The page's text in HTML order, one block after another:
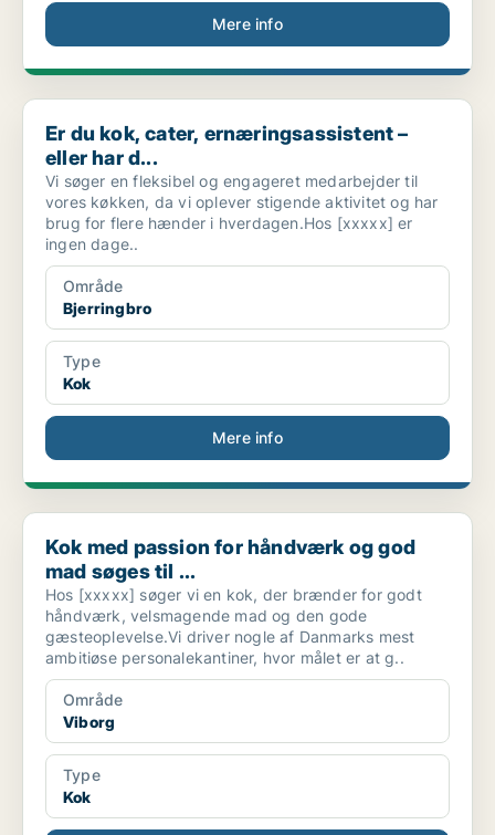
Mere info
Er du kok, cater, ernæringsassistent – eller har d...
Er du kok, cater, ernæringsassistent –
eller har d...
Vi søger en fleksibel og engageret medarbejder til
vores køkken, da vi oplever stigende aktivitet og har
brug for flere hænder i hverdagen.Hos [xxxxx] er
ingen dage..
Område
Bjerringbro
Type
Kok
Mere info
Kok med passion for håndværk og god mad søges til ...
Kok med passion for håndværk og god
mad søges til ...
Hos [xxxxx] søger vi en kok, der brænder for godt
håndværk, velsmagende mad og den gode
gæsteoplevelse.Vi driver nogle af Danmarks mest
ambitiøse personalekantiner, hvor målet er at g..
Område
Viborg
Type
Kok